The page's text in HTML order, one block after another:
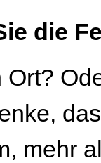
die
Ort?
mehr